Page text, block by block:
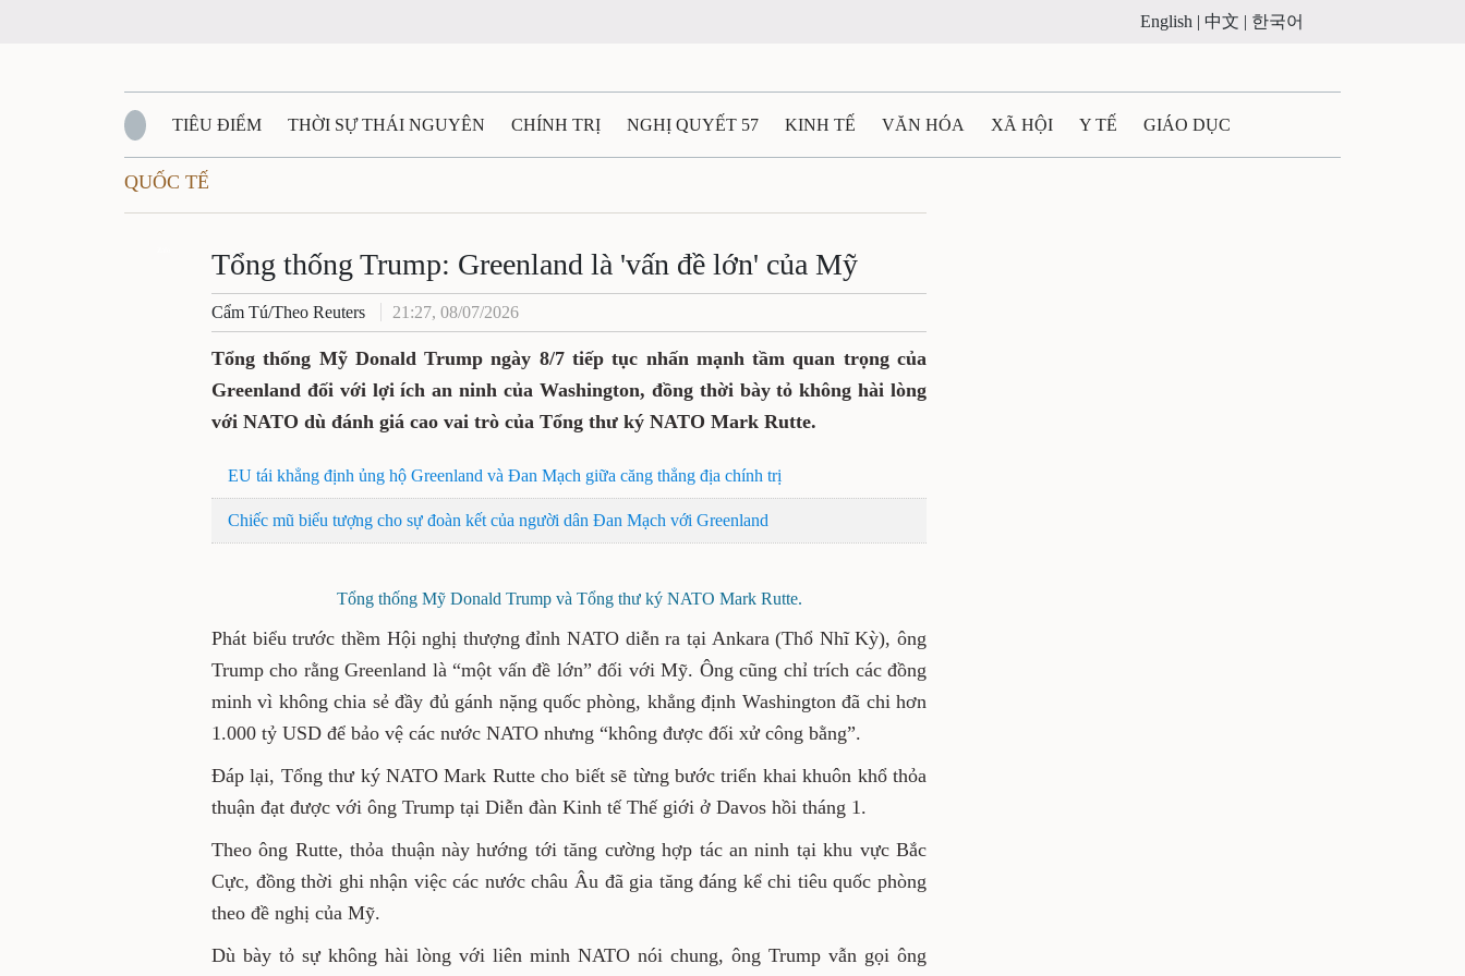
English | 中文 | 한국어
TIÊU ĐIỂM THỜI SỰ THÁI NGUYÊN CHÍNH TRỊ NGHỊ QUYẾT 57 KINH TẾ VĂN HÓA XÃ HỘI Y TẾ GIÁO DỤC
QUỐC PHÒNG - AN NINH
QUÊ HƯƠNG - ĐẤT NƯỚC QUỐC TẾ TÀI NGUYÊN - MÔI TRƯỜNG THỂ THAO
VĂN BẢN, CHÍNH SÁCH MỚI VĂN NGHỆ THÁI NGUYÊN
QUỐC TẾ
Tổng thống Trump: Greenland là 'vấn đề lớn' của Mỹ
Cẩm Tú/Theo Reuters 21:27, 08/07/2026
Tổng thống Mỹ Donald Trump ngày 8/7 tiếp tục nhấn mạnh tầm quan trọng của
Greenland đối với lợi ích an ninh của Washington, đồng thời bày tỏ không hài lòng
với NATO dù đánh giá cao vai trò của Tổng thư ký NATO Mark Rutte.
EU tái khẳng định ủng hộ Greenland và Đan Mạch giữa căng thẳng địa chính trị
Chiếc mũ biểu tượng cho sự đoàn kết của người dân Đan Mạch với Greenland
Tổng thống Mỹ Donald Trump và Tổng thư ký NATO Mark Rutte.
Phát biểu trước thềm Hội nghị thượng đỉnh NATO diễn ra tại Ankara (Thổ Nhĩ Kỳ), ông
Trump cho rằng Greenland là “một vấn đề lớn” đối với Mỹ. Ông cũng chỉ trích các đồng
minh vì không chia sẻ đầy đủ gánh nặng quốc phòng, khẳng định Washington đã chi hơn
1.000 tỷ USD để bảo vệ các nước NATO nhưng “không được đối xử công bằng”.
Đáp lại, Tổng thư ký NATO Mark Rutte cho biết sẽ từng bước triển khai khuôn khổ thỏa
thuận đạt được với ông Trump tại Diễn đàn Kinh tế Thế giới ở Davos hồi tháng 1.
Theo ông Rutte, thỏa thuận này hướng tới tăng cường hợp tác an ninh tại khu vực Bắc
Cực, đồng thời ghi nhận việc các nước châu Âu đã gia tăng đáng kể chi tiêu quốc phòng
theo đề nghị của Mỹ.
Dù bày tỏ sự không hài lòng với liên minh NATO nói chung, ông Trump vẫn gọi ông